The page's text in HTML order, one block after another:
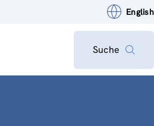
English
Suche